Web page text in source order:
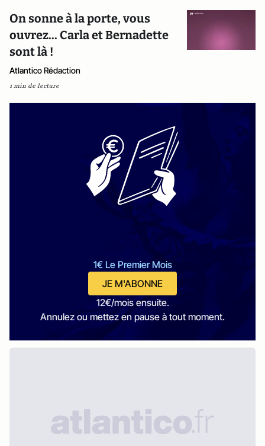
On sonne à la porte, vous
ouvrez... Carla et Bernadette
sont là !
Atlantico Rédaction
1 min de lecture
1€ Le Premier Mois
JE M'ABONNE
12€/mois ensuite.
Annulez ou mettez en pause à tout moment.